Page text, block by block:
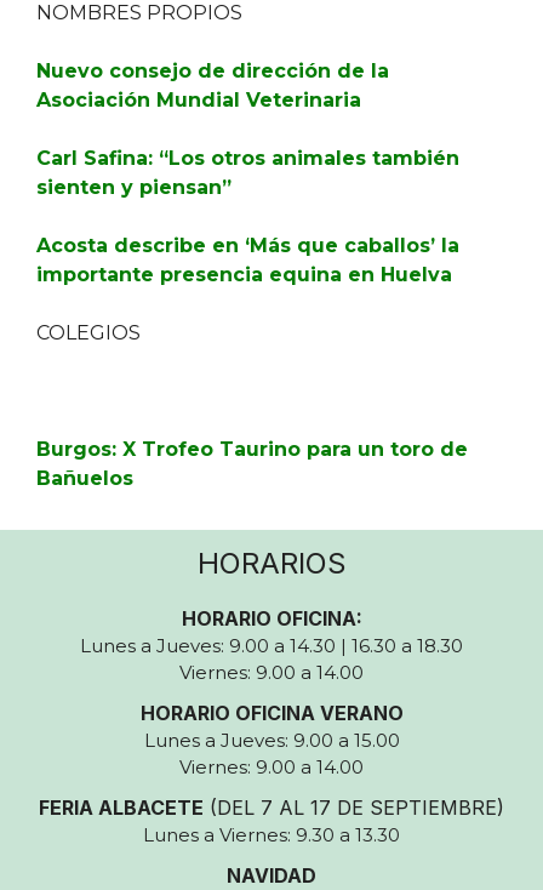
NOMBRES PROPIOS
Nuevo consejo de dirección de la
Asociación Mundial Veterinaria
Carl Safina: “Los otros animales también
sienten y piensan”
Acosta describe en ‘Más que caballos’ la
importante presencia equina en Huelva
COLEGIOS
Burgos: X Trofeo Taurino para un toro de
Bañuelos
HORARIOS
HORARIO OFICINA:
Lunes a Jueves: 9.00 a 14.30 | 16.30 a 18.30
Viernes: 9.00 a 14.00
HORARIO OFICINA VERANO
Lunes a Jueves: 9.00 a 15.00
Viernes: 9.00 a 14.00
FERIA ALBACETE (DEL 7 AL 17 DE SEPTIEMBRE)
Lunes a Viernes: 9.30 a 13.30
NAVIDAD